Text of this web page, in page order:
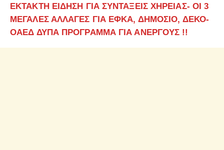
ΕΚΤΑΚΤΗ ΕΙΔΗΣΗ ΓΙΑ ΣΥΝΤΑΞΕΙΣ ΧΗΡΕΙΑΣ- ΟΙ 3
ΜΕΓΑΛΕΣ ΑΛΛΑΓΕΣ ΓΙΑ ΕΦΚΑ, ΔΗΜΟΣΙΟ, ΔΕΚΟ-
ΟΑΕΔ ΔΥΠΑ ΠΡΟΓΡΑΜΜΑ ΓΙΑ ΑΝΕΡΓΟΥΣ !!